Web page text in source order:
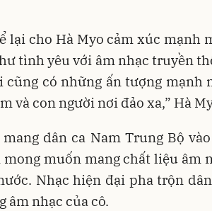
lại cho Hà Myo cảm xúc mạnh
tình yêu với âm nhạc truyền
cũng có những ấn tượng mạnh
và con người nơi đảo xa,” Hà
dân ca Nam Trung Bộ
muốn mang chất liệu âm
Nhạc hiện đại pha trộn
âm nhạc của cô.